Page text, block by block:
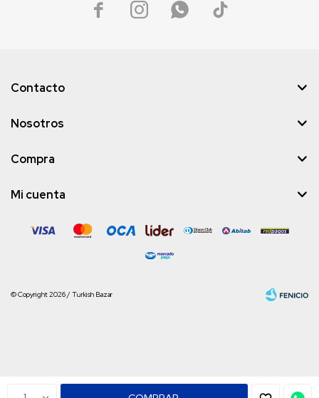
   
Contacto
Nosotros
Compra
Mi cuenta
© Copyright 2026 / Turkish Bazar